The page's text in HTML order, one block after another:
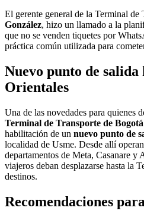
El gerente general de la Terminal de
González, hizo un llamado a la
que no se venden tiquetes por
práctica común utilizada para
Nuevo punto de salida
Orientales
Una de las novedades para quienes
Terminal de Transporte de
habilitación de un nuevo punto de
localidad de Usme. Desde allí
departamentos de Meta, Casanare y
viajeros deban desplazarse hasta la
destinos.
Recomendaciones